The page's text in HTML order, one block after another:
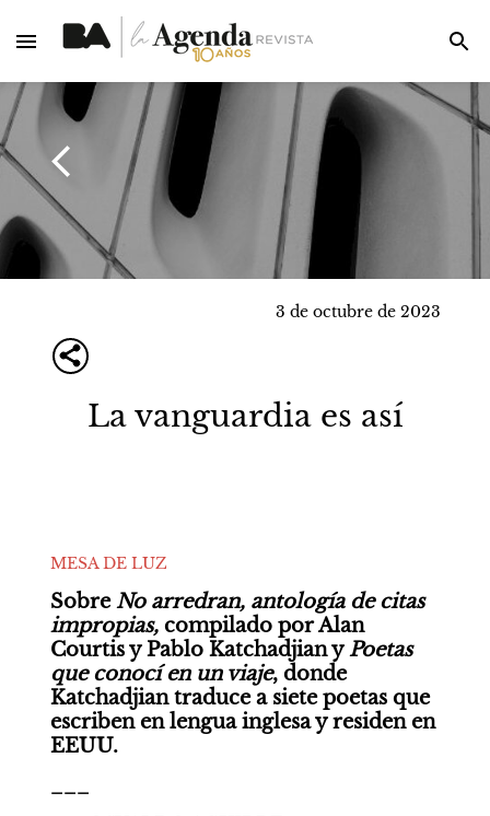
3 de octubre de 2023
La vanguardia es así
MESA DE LUZ
Sobre No arredran, antología de citas
impropias, compilado por Alan
Courtis y Pablo Katchadjian y Poetas
que conocí en un viaje, donde
Katchadjian traduce a siete poetas que
escriben en lengua inglesa y residen en
EEUU.